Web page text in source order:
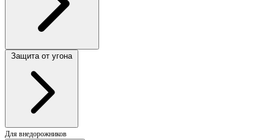
Защита от угона
Для внедорожников